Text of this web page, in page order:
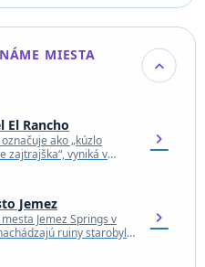
MIESTA
expand_more
Rancho
ako „kúzlo
zajtrajška“, vyniká v
chevron_right
Jemez
Jemez Springs v
ruiny starobylej
chevron_right